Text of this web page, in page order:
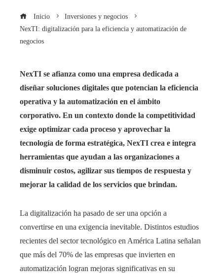
Inicio
Inversiones y negocios
NexTI: digitalización para la eficiencia y automatización de
negocios
NexTI se afianza como una empresa dedicada a
diseñar soluciones digitales que potencian la eficiencia
operativa y la automatización en el ámbito
corporativo. En un contexto donde la competitividad
exige optimizar cada proceso y aprovechar la
tecnología de forma estratégica, NexTI crea e integra
herramientas que ayudan a las organizaciones a
disminuir costos, agilizar sus tiempos de respuesta y
mejorar la calidad de los servicios que brindan.
La digitalización ha pasado de ser una opción a
convertirse en una exigencia inevitable. Distintos estudios
recientes del sector tecnológico en América Latina señalan
que más del 70% de las empresas que invierten en
automatización logran mejoras significativas en su